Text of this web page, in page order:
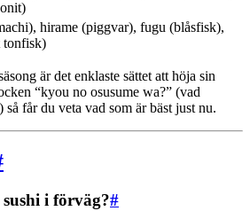
hirame (piggvar), fugu (blåsfisk),
tonfisk)
är det enklaste sättet att höja sin
“kyou no osusume wa?” (vad
får du veta vad som är bäst just nu.
i förväg?#